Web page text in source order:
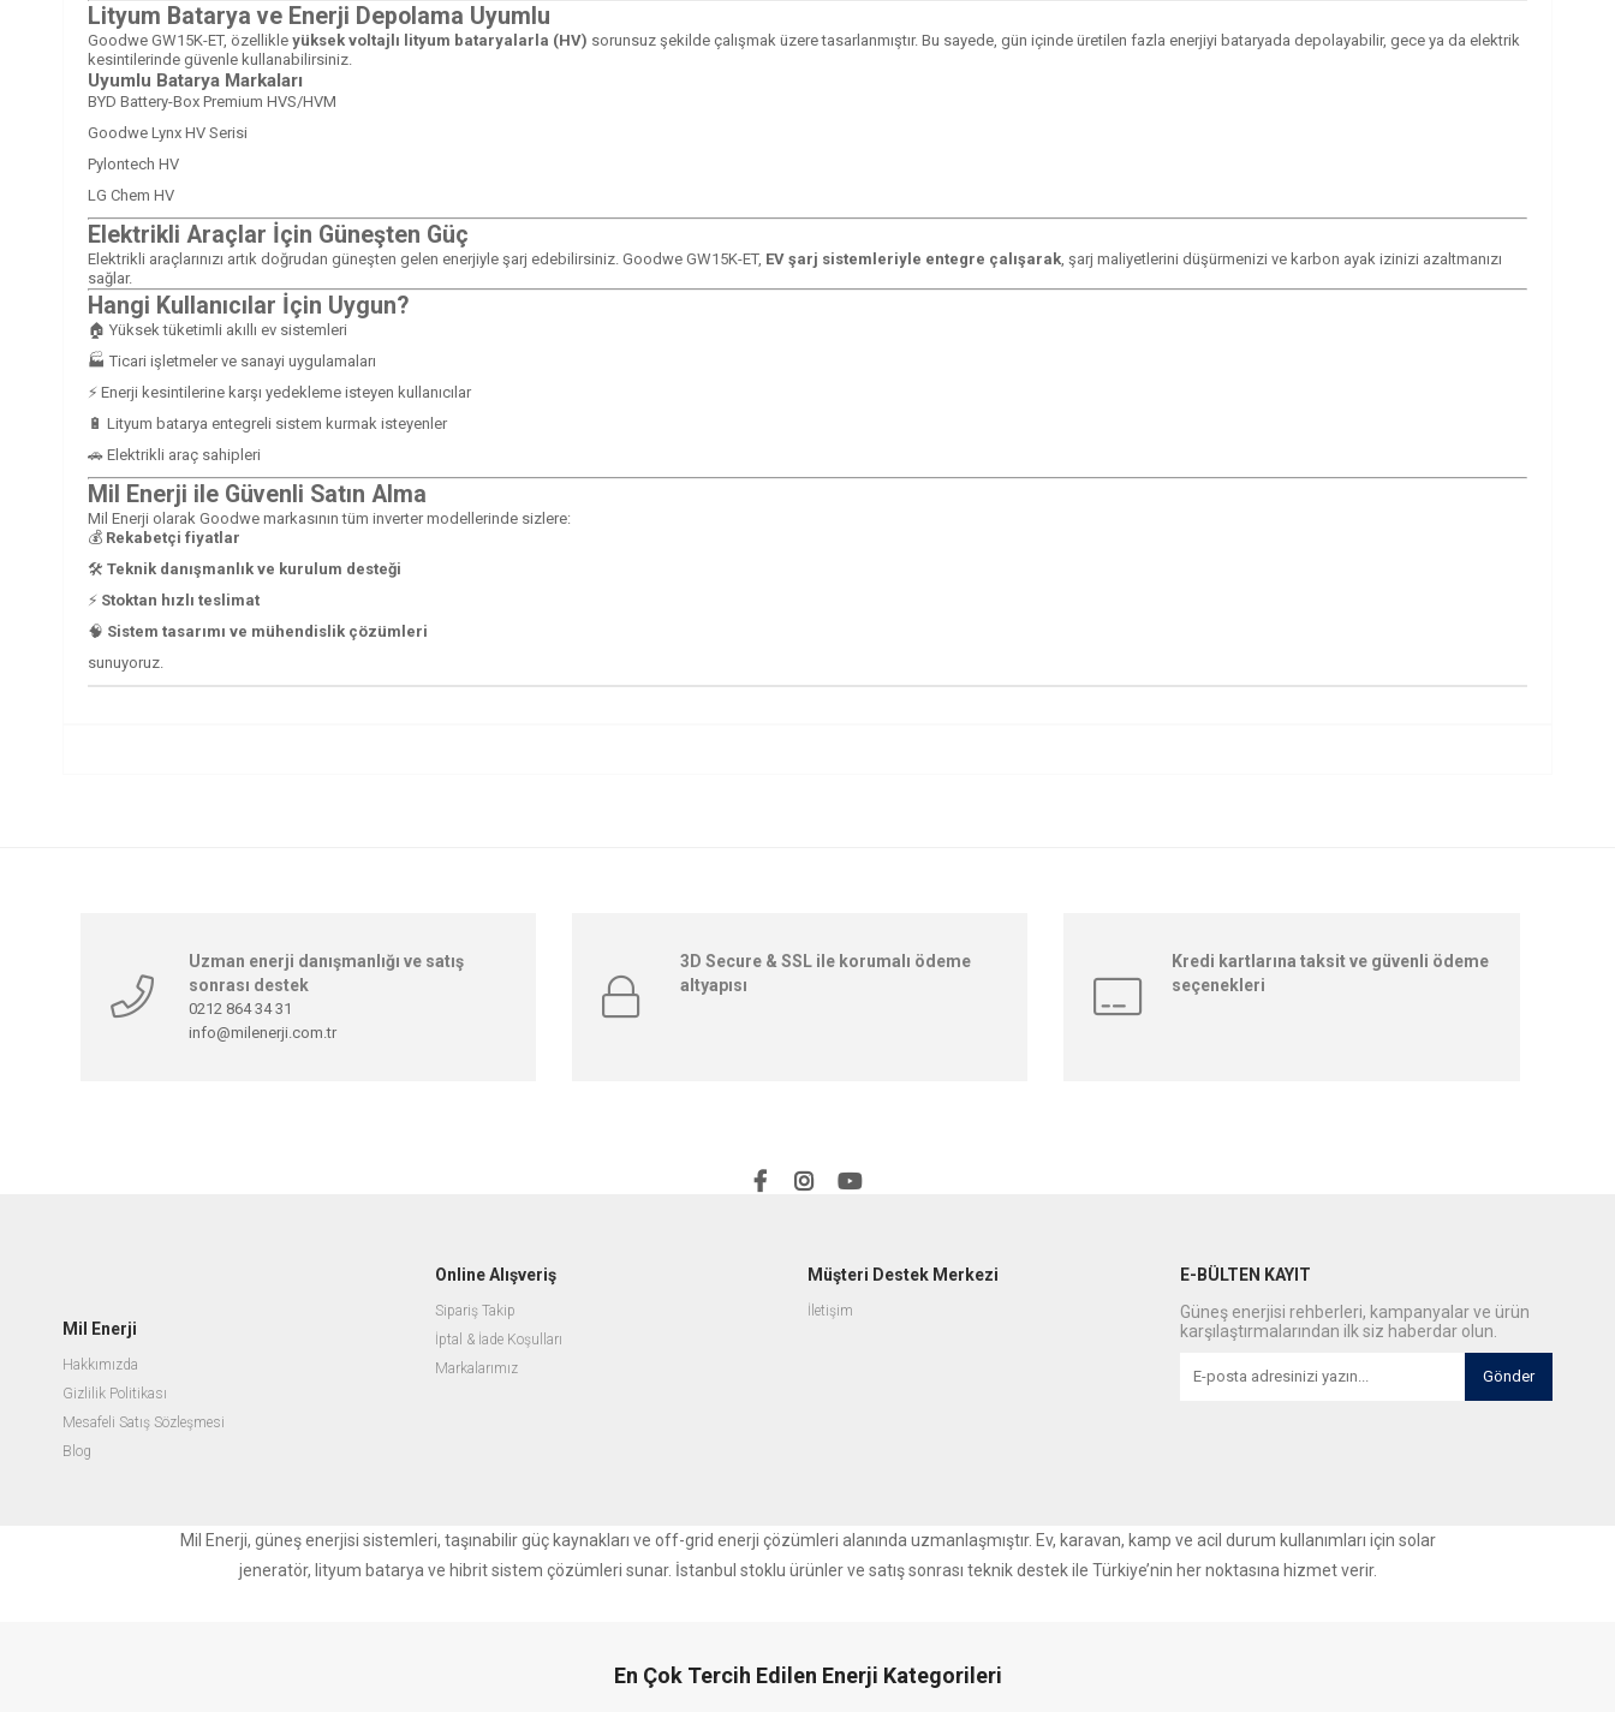
Lityum Batarya ve Enerji Depolama Uyumlu
Goodwe GW15K-ET, özellikle yüksek voltajlı lityum bataryalarla (HV) sorunsuz şekilde çalışmak üzere tasarlanmıştır. Bu sayede, gün içinde üretilen fazla enerjiyi bataryada depolayabilir, gece ya da elektrik
kesintilerinde güvenle kullanabilirsiniz.
Uyumlu Batarya Markaları
BYD Battery-Box Premium HVS/HVM
Goodwe Lynx HV Serisi
Pylontech HV
LG Chem HV
Elektrikli Araçlar İçin Güneşten Güç
Elektrikli araçlarınızı artık doğrudan güneşten gelen enerjiyle şarj edebilirsiniz. Goodwe GW15K-ET, EV şarj sistemleriyle entegre çalışarak , şarj maliyetlerini düşürmenizi ve karbon ayak izinizi azaltmanızı
sağlar.
Hangi Kullanıcılar İçin Uygun?
🏠 Yüksek tüketimli akıllı ev sistemleri
🏭 Ticari işletmeler ve sanayi uygulamaları
⚡ Enerji kesintilerine karşı yedekleme isteyen kullanıcılar
🔋 Lityum batarya entegreli sistem kurmak isteyenler
🚗 Elektrikli araç sahipleri
Mil Enerji ile Güvenli Satın Alma
Mil Enerji olarak Goodwe markasının tüm inverter modellerinde sizlere:
💰 Rekabetçi fiyatlar
🛠️ Teknik danışmanlık ve kurulum desteği
⚡ Stoktan hızlı teslimat
🧠 Sistem tasarımı ve mühendislik çözümleri
sunuyoruz.
Uzman enerji danışmanlığı ve satış
sonrası destek
0212 864 34 31
info@milenerji.com.tr
3D Secure & SSL ile korumalı ödeme
altyapısı
Kredi kartlarına taksit ve güvenli ödeme
seçenekleri
Mil Enerji
Hakkımızda
Gizlilik Politikası
Mesafeli Satış Sözleşmesi
Blog
Online Alışveriş
Sipariş Takip
İptal & İade Koşulları
Markalarımız
Müşteri Destek Merkezi
İletişim
E-BÜLTEN KAYIT
Güneş enerjisi rehberleri, kampanyalar ve ürün
karşılaştırmalarından ilk siz haberdar olun.
Gönder
Mil Enerji, güneş enerjisi sistemleri, taşınabilir güç kaynakları ve off-grid enerji çözümleri alanında uzmanlaşmıştır. Ev, karavan, kamp ve acil durum kullanımları için solar
jeneratör, lityum batarya ve hibrit sistem çözümleri sunar. İstanbul stoklu ürünler ve satış sonrası teknik destek ile Türkiye’nin her noktasına hizmet verir.
En Çok Tercih Edilen Enerji Kategorileri